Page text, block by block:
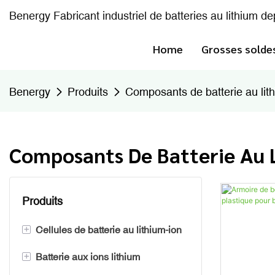
Benergy Fabricant industriel de batteries au lithium
Home Grosses
Benergy Produits Composants de batterie au
Composants De Batterie
Produits
+ Cellules de batterie au lithium-ion
Batterie prismatique
+ Batterie aux ions lithium